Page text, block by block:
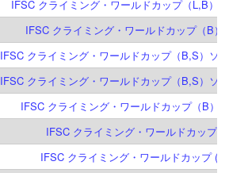
IFSC クライミング・ワールドカップ（L,B）
IFSC クライミング・ワールドカップ（B）
IFSC クライミング・ワールドカップ（B,S）ソ
IFSC クライミング・ワールドカップ（B,S）ソ
IFSC クライミング・ワールドカップ（B）
IFSC クライミング・ワールドカップ
IFSC クライミング・ワールドカップ